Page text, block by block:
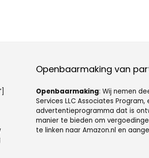
Openbaarmaking van
Openbaarmaking: Wij nemen
Services LLC Associates
advertentieprogramma dat is
manier te bieden om
te linken naar Amazon.nl en